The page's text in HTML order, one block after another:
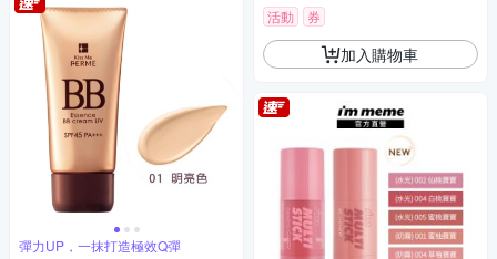
彈力UP，一抹打造極效Q彈
活動 券
加入購物車